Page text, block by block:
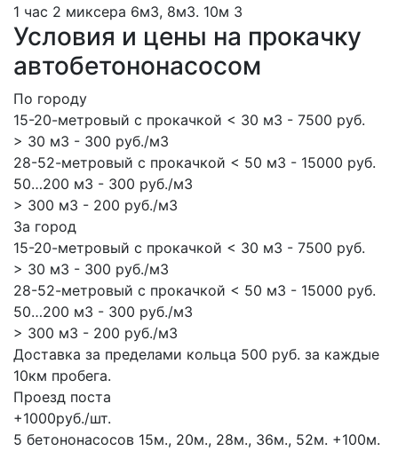
1 час 2 миксера 6м3, 8м3. 10м 3
Условия и цены на прокачку
автобетононасосом
По городу
15-20-метровый с прокачкой < 30 м3 - 7500 руб.
> 30 м3 - 300 руб./м3
28-52-метровый с прокачкой < 50 м3 - 15000 руб.
50…200 м3 - 300 руб./м3
> 300 м3 - 200 руб./м3
За город
15-20-метровый с прокачкой < 30 м3 - 7500 руб.
> 30 м3 - 300 руб./м3
28-52-метровый с прокачкой < 50 м3 - 15000 руб.
50…200 м3 - 300 руб./м3
> 300 м3 - 200 руб./м3
Доставка за пределами кольца 500 руб. за каждые
10км пробега.
Проезд поста
+1000руб./шт.
5 бетононасосов 15м., 20м., 28м., 36м., 52м. +100м.